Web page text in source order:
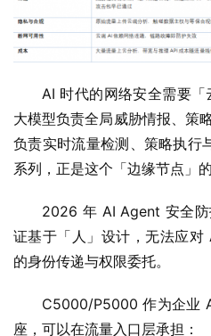
AI 时代的网络安全需要
大模型负责全局威胁情报、策
负责实时流量检测、策略执
系列，正是这个「边缘节点」的
2026 年 AI Agent 安全
证基于「人」设计，无法应
的身份传递与权限委托。
C5000/P5000 作为企业
座，可以在流量入口层承担：